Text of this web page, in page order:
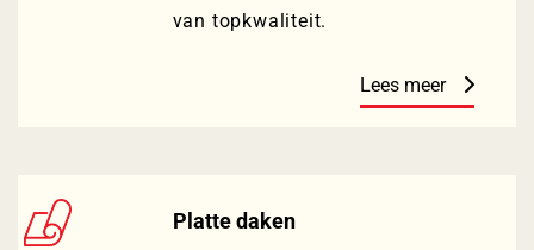
van topkwaliteit.
Lees meer
Platte daken